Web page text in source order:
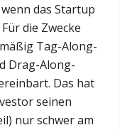
das Startup
die Zwecke
Tag-Along-
Drag-Along-
Das hat
seinen
nur schwer am